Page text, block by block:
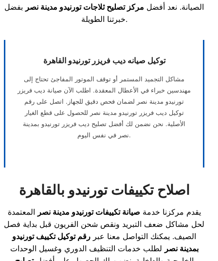
الصيانة. نعد أفضل مركز تصليح ثلاجات تورنيدو مدينة نصر بفضل
خبرتنا الطويلة.
توكيل صيانه ديب فريزر تورنيدو القاهرة
مشاكل التجميد المستمر أو توقف الموتور المفاجئ تحتاج إلى
مهندسين خبراء في الأعطال المعقدة. اطلب الآن صيانة ديب فريزر
تورنيدو مدينة نصر لضمان فحص دقيق للجهاز. اتصل على رقم
توكيل ديب فريزر تورنيدو مدينة نصر للحصول على قطع الغيار
الأصلية. نحن نضمن لك أفضل تصليح ديب فريزر تورنيدو بمدينة
نصر في نفس اليوم.
اصلاح تكييفات تورنيدو بالقاهرة
يقدم مركزنا خدمة صيانة تكييفات تورنيدو مدينة نصر المعتمدة
لحل مشاكل ضعف التبريد ونقص شحن الفريون قبل بداية فصل
الصيف. يمكنك التواصل معنا عبر رقم توكيل تكييف تورنيدو
بمدينة نصر لطلب خدمات التنظيف الدوري وغسيل الوحدات